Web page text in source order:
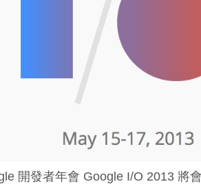
開發者年會 Google I/O 2013 將